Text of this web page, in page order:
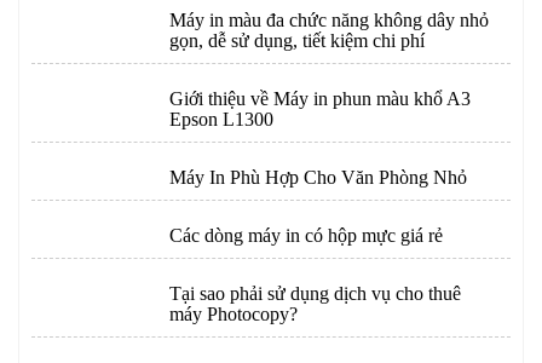
Máy in màu đa chức năng không dây nhỏ
gọn, dễ sử dụng, tiết kiệm chi phí
Giới thiệu về Máy in phun màu khổ A3
Epson L1300
Máy In Phù Hợp Cho Văn Phòng Nhỏ
Các dòng máy in có hộp mực giá rẻ
Tại sao phải sử dụng dịch vụ cho thuê
máy Photocopy?